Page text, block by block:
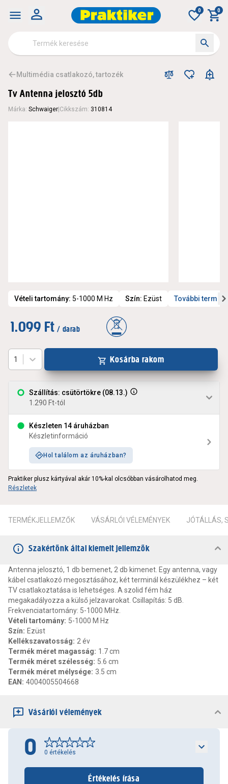
0 0
Multimédia csatlakozó, tartozék
Tv Antenna jelosztó 5db
Márka: Schwaiger Cikkszám: 310814
Vételi tartomány: 5-1000 M Hz Szín: Ezüst További
1.099 Ft / darab
Szállítás: csütörtökre (08.13.)
1.290 Ft-tól
Készleten 14 áruházban
Készletinformáció
Hol találom az áruházban?
1 Kosárba rakom
Praktiker plusz kártyával akár 10%-kal olcsóbban vásárolhatod meg.
Részletek
TERMÉKJELLEMZŐK VÁSÁRLÓI VÉLEMÉNYEK JÓTÁLLÁS,
Szakértőnk által kiemelt jellemzők
Antenna jelosztó, 1 db bemenet, 2 db kimenet. Egy antenna, vagy
kábel csatlakozó megosztásához, két terminál készülékhez – két
TV csatlakoztatása is lehetséges. A szolid fém ház
megakadályozza a külső jelzavarokat. Csillapítás: 5 dB.
Frekvenciatartomány: 5-1000 MHz.
Vételi tartomány: 5-1000 M Hz
Szín: Ezüst
Kellékszavatosság: 2 év
Termék méret magasság: 1.7 cm
Termék méret szélesség: 5.6 cm
Termék méret mélysége: 3.5 cm
EAN : 4004005504668
Vásárlói vélemények
0 0 értékelés
Értékelés írása